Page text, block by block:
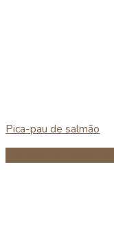
Pica-pau de salmão